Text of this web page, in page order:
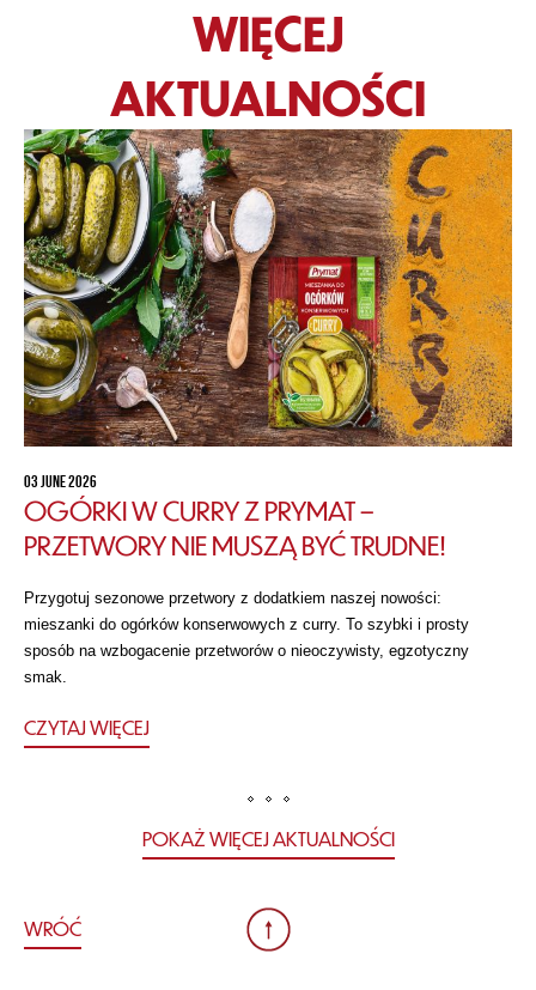
WIĘCEJ
AKTUALNOŚCI
03 JUNE 2026
OGÓRKI W CURRY Z PRYMAT –
PRZETWORY NIE MUSZĄ BYĆ TRUDNE!
Przygotuj sezonowe przetwory z dodatkiem naszej nowości:
mieszanki do ogórków konserwowych z curry. To szybki i prosty
sposób na wzbogacenie przetworów o nieoczywisty, egzotyczny
smak.
CZYTAJ WIĘCEJ
POKAŻ WIĘCEJ AKTUALNOŚCI
WRÓĆ